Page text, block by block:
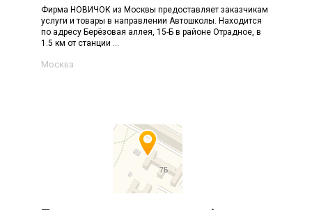
Фирма НОВИЧОК из Москвы предоставляет заказчикам
услуги и товары в направлении Автошколы. Находится
по адресу Берёзовая аллея, 15-Б в районе Отрадное, в
1.5 км от станции ...
Москва